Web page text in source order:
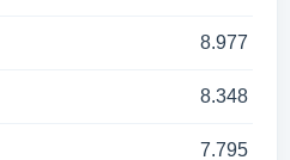
8.977
8.348
7.795